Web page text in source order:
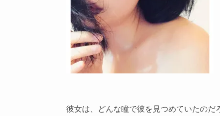
彼女は、どんな瞳で彼を見つめていたのだ